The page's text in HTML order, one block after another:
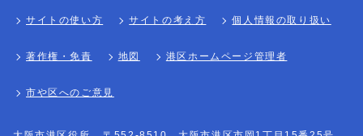
サイトの使い方 サイトの考え方 個人情報の取り扱い
著作権・免責 地図 港区ホームページ管理者
市や区へのご意見